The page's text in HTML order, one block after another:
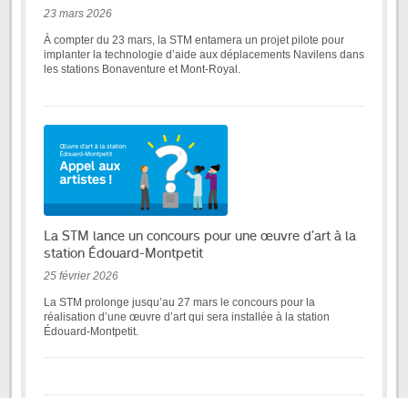
23 mars 2026
À compter du 23 mars, la STM entamera un projet pilote pour
implanter la technologie d’aide aux déplacements Navilens dans
les stations Bonaventure et Mont-Royal.
La STM lance un concours pour une œuvre d’art à la
station Édouard-Montpetit
25 février 2026
La STM prolonge jusqu’au 27 mars le concours pour la
réalisation d’une œuvre d’art qui sera installée à la station
Édouard-Montpetit.